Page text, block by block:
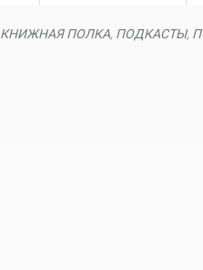
КНИЖНАЯ ПОЛКА, ПОДКАСТЫ,